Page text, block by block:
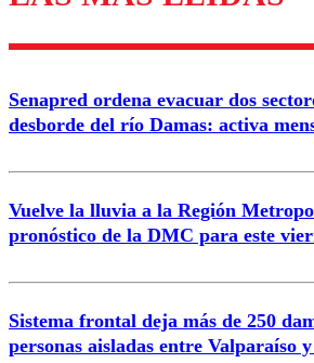
Senapred ordena evacuar dos
desborde del río Damas: activa
Vuelve la lluvia a la Región
pronóstico de la DMC para este
Sistema frontal deja más de 250
personas aisladas entre Valparaíso